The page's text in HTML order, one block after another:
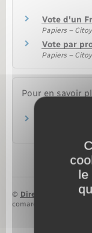
Vote d'un
Papiers –
Vote par
Papiers –
Pour en savoir
Vote
Ministère
© Direction de
comarquage developpé
le